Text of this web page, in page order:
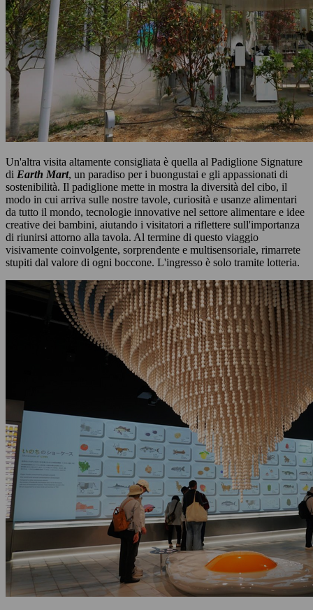
Un'altra visita altamente consigliata è quella al Padiglione Signature
di Earth Mart, un paradiso per i buongustai e gli appassionati di
sostenibilità. Il padiglione mette in mostra la diversità del cibo, il
modo in cui arriva sulle nostre tavole, curiosità e usanze alimentari
da tutto il mondo, tecnologie innovative nel settore alimentare e idee
creative dei bambini, aiutando i visitatori a riflettere sull'importanza
di riunirsi attorno alla tavola. Al termine di questo viaggio
visivamente coinvolgente, sorprendente e multisensoriale, rimarrete
stupiti dal valore di ogni boccone. L'ingresso è solo tramite lotteria.